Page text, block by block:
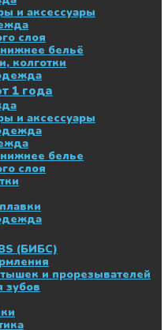
и аксессуары
слоя
бельё
колготки
1 года
и аксессуары
белье
слоя
(БИБС)
и прорезывателей
зубов